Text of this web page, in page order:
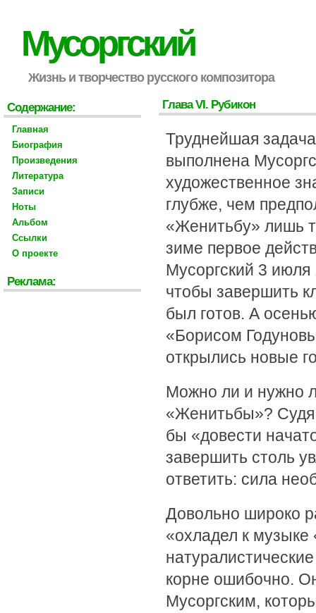
Мусоргский
Жизнь и творчество русского композитора
Глава VI. Рубикон
Труднейшая
выполнена
художественное
глубже, чем
«Женитьбу» лишь
зиме первое
Мусоргский 3
чтобы завершить
был готов. А
«Борисом
открылись новые
Можно ли и нужно
«Женитьбы»? Судя
бы «довести
завершить столь
ответить: сила
Довольно широко
«охладел к
корне ошибочно.
Мусоргским,
Содержание:
Главная
Биография
Произведения
Литература
Записи
Ноты
Альбом
Ссылки
О проекте
Реклама: